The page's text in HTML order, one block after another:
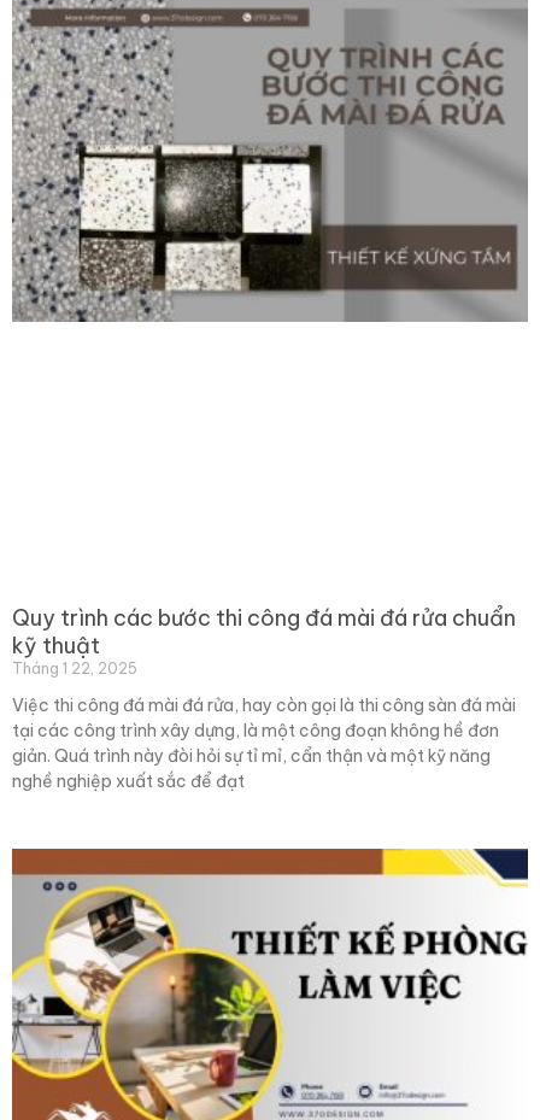
Quy trình các bước thi công đá mài đá rửa chuẩn
kỹ thuật
Tháng 1 22, 2025
Việc thi công đá mài đá rửa, hay còn gọi là thi công sàn đá mài
tại các công trình xây dựng, là một công đoạn không hề đơn
giản. Quá trình này đòi hỏi sự tỉ mỉ, cẩn thận và một kỹ năng
nghề nghiệp xuất sắc để đạt